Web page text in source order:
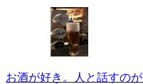
お酒が好き。人と話すの